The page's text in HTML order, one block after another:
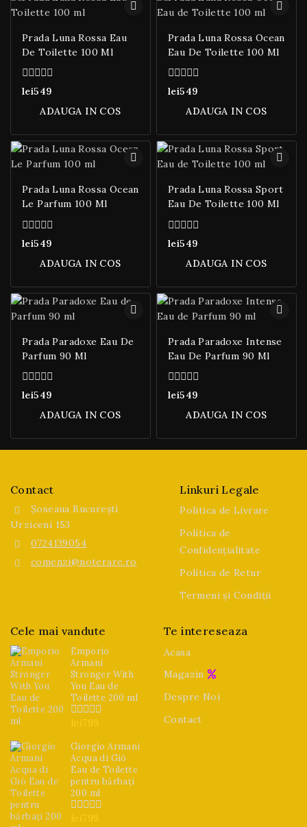
Prada Luna Rossa Eau
De Toilette 100 Ml
0
lei549
ADAUGA IN COS
Prada Luna Rossa Ocean
Eau De Toilette 100 Ml
0
lei549
ADAUGA IN COS
Prada Luna Rossa Ocean
Le Parfum 100 Ml
0
lei549
ADAUGA IN COS
Prada Luna Rossa Sport
Eau De Toilette 100 Ml
0
lei549
ADAUGA IN COS
Prada Paradoxe Eau De
Parfum 90 Ml
0
lei549
ADAUGA IN COS
Prada Paradoxe Intense
Eau De Parfum 90 Ml
0
lei549
ADAUGA IN COS
Contact
Șoseaua București
Urziceni 153
0724139054
comenzi@noterare.ro
Linkuri Legale
Politica de Livrare
Politica de
Confidențialitate
Politica de Retur
Termeni și Condiții
Cele mai vandute
Emporio
Armani
Stronger With
You Eau de
Toilette 200 ml
0
5
lei799
Giorgio Armani
Acqua di Giò
Eau de Toilette
pentru bărbați
200 ml
0lei799
Te intereseaza
Acasa
Magazin
Despre Noi
Contact